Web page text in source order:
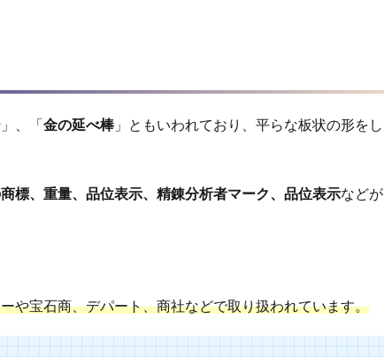
」、「金の延べ棒」ともいわれており、平らな板状の形をし
標、重量、品位表示、精錬分析者マーク、品位表示などが
や宝石商、デパート、商社などで取り扱われています。